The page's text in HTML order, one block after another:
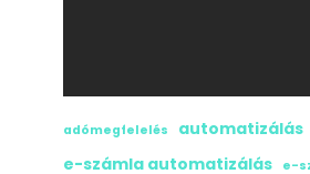
adómegfelelés automatizálás
e-számla automatizálás e-